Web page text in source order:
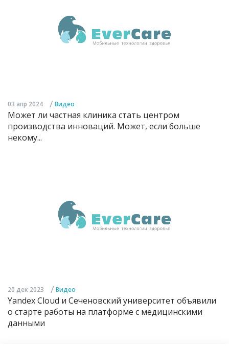
03 апр 2024 / Видео
Может ли частная клиника стать центром
производства инноваций. Может, если больше
некому...
20 дек 2023 / Видео
Yandex Cloud и Сеченовский университет объявили
о старте работы на платформе с медицинскими
данными